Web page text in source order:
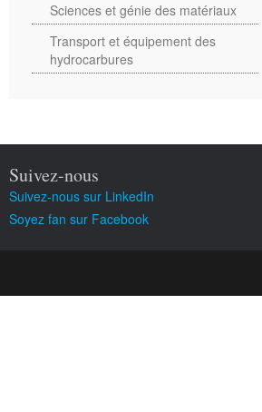
Sciences et génie des matériaux
Transport et équipement des
hydrocarbures
Suivez-nous
Suivez-nous sur LinkedIn
Soyez fan sur Facebook